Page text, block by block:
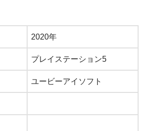
2020年
プレイステーション5
ユービーアイソフト